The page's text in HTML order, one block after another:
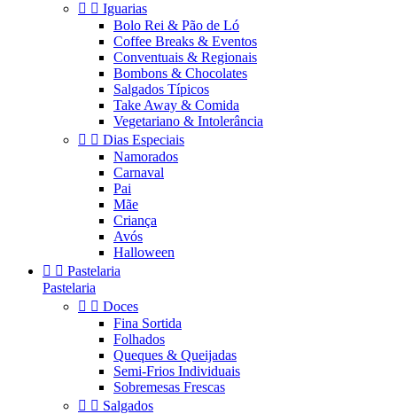
  Iguarias
Bolo Rei & Pão de Ló
Coffee Breaks & Eventos
Conventuais & Regionais
Bombons & Chocolates
Salgados Típicos
Take Away & Comida
Vegetariano & Intolerância
  Dias Especiais
Namorados
Carnaval
Pai
Mãe
Criança
Avós
Halloween
  Pastelaria
Pastelaria
  Doces
Fina Sortida
Folhados
Queques & Queijadas
Semi-Frios Individuais
Sobremesas Frescas
  Salgados